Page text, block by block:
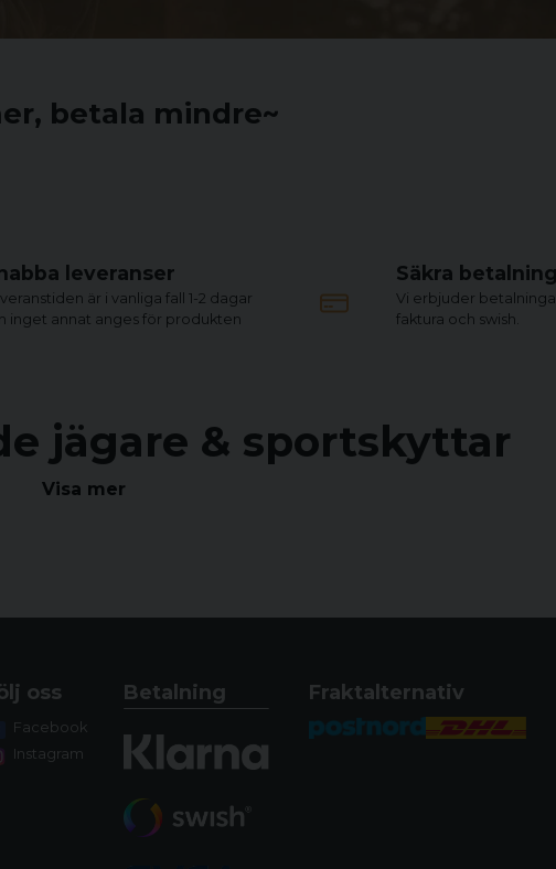
betala mindre~
leveranser
är i vanliga fall 1-2 dagar
inget annat anges för produkten
Säkra
Vi erbjuder
faktura och swish.
jägare & sportskyttar
i ny regi där vi erbjuder ett brett sortiment för jägare och
både jakt och sportskytte och hjälper dig mer än gärna att
- oavsett vad det är som gäller.
Visa mer
oss
Facebook
Instagram
Betalning Fraktalternativ